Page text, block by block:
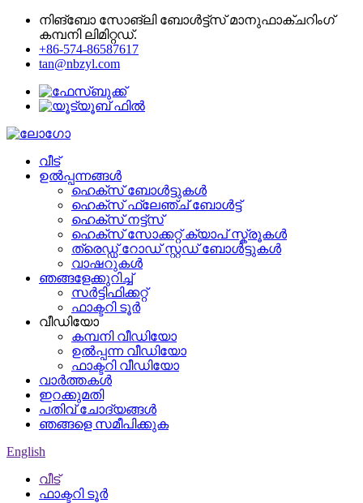
നിങ്ബോ സോങ്‌ലി ബോൾട്ട്‌സ് മാനുഫാക്ചറിംഗ്
കമ്പനി ലിമിറ്റഡ്.
+86-574-86587617
tan@nbzyl.com
വീട്
ഉൽപ്പന്നങ്ങൾ
ഹെക്സ് ബോൾട്ടുകൾ
ഹെക്സ് ഫ്ലേഞ്ച് ബോൾട്ട്
ഹെക്സ് നട്ട്സ്
ഹെക്‌സ് സോക്കറ്റ് ക്യാപ് സ്ക്രൂകൾ
ത്രെഡ്ഡ് റോഡ് സ്റ്റഡ് ബോൾട്ടുകൾ
വാഷറുകൾ
ഞങ്ങളേക്കുറിച്ച്
സർട്ടിഫിക്കറ്റ്
ഫാക്ടറി ടൂർ
വീഡിയോ
കമ്പനി വീഡിയോ
ഉൽപ്പന്ന വീഡിയോ
ഫാക്ടറി വീഡിയോ
വാർത്തകൾ
ഇറക്കുമതി
പതിവ് ചോദ്യങ്ങൾ
ഞങ്ങളെ സമീപിക്കുക
English
വീട്
ഫാക്ടറി ടൂർ